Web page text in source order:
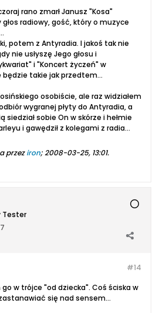
rano zmarł Janusz "Kosa"
radiowy, gość, który o muzyce
potem z Antyradia. I jakoś tak nie
nie usłyszę Jego głosu i
i "Koncert życzeń" w
będzie takie jak przedtem...
osobiście, ale raz widziałem
wygranej płyty do Antyradia, a
siedział sobie On w skórze i hełmie
i gawędził z kolegami z radia...
przeziron;2008-03-25, 13:01.
Tester
#14
go w trójce "od dziecka". Coś ściska w
się nad sensem...